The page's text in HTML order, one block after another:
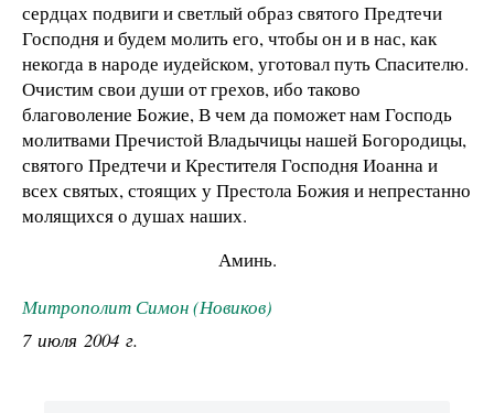
сердцах подвиги и светлый образ святого Предтечи
Господня и будем молить его, чтобы он и в нас, как
некогда в народе иудейском, уготовал путь Спасителю.
Очистим свои души от грехов, ибо таково
благоволение Божие, В чем да поможет нам Господь
молитвами Пречис­той Владычицы нашей Богородицы,
святого Предтечи и Крестителя Господня Иоанна и
всех святых, стоящих у Пре­стола Божия и непрестанно
молящихся о душах наших.
Аминь.
Митрополит Симон (Новиков)
7 июля 2004 г.